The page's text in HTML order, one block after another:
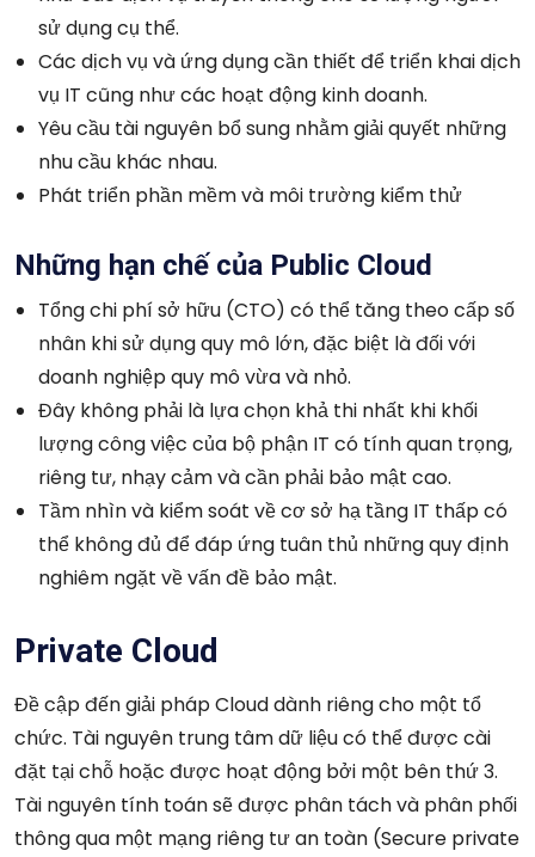
sử dụng cụ thể.
Các dịch vụ và ứng dụng cần thiết để triển khai dịch
vụ IT cũng như các hoạt động kinh doanh.
Yêu cầu tài nguyên bổ sung nhằm giải quyết những
nhu cầu khác nhau.
Phát triển phần mềm và môi trường kiểm thử
Những hạn chế của Public Cloud
Tổng chi phí sở hữu (CTO) có thể tăng theo cấp số
nhân khi sử dụng quy mô lớn, đặc biệt là đối với
doanh nghiệp quy mô vừa và nhỏ.
Đây không phải là lựa chọn khả thi nhất khi khối
lượng công việc của bộ phận IT có tính quan trọng,
riêng tư, nhạy cảm và cần phải bảo mật cao.
Tầm nhìn và kiểm soát về cơ sở hạ tầng IT thấp có
thể không đủ để đáp ứng tuân thủ những quy định
nghiêm ngặt về vấn đề bảo mật.
Private Cloud
Đề cập đến giải pháp Cloud dành riêng cho một tổ
chức. Tài nguyên trung tâm dữ liệu có thể được cài
đặt tại chỗ hoặc được hoạt động bởi một bên thứ 3.
Tài nguyên tính toán sẽ được phân tách và phân phối
thông qua một mạng riêng tư an toàn (Secure private